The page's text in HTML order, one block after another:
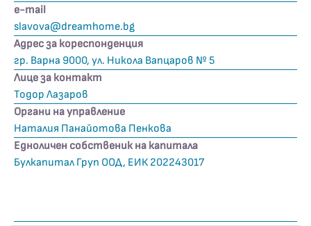
е-mail
slavova@dreamhome.bg
Адрес за кореспонденция
гр. Варна 9000, ул. Никола Вапцаров № 5
Лице за контакт
Тодор Лазаров
Органи на управление
Наталия Панайотова Пенкова
Едноличен собственик на капитала
Булкапитал Груп ООД, ЕИК 202243017